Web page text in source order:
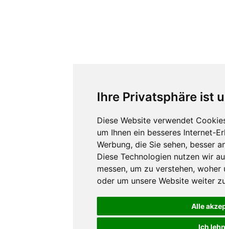
Ihre Privatsphäre ist
Diese Website verwendet
um Ihnen ein besseres Internet-
Werbung, die Sie sehen, besser
Diese Technologien nutzen wir
messen, um zu verstehen, woher
oder um unsere Website weiter
Alle
Ich